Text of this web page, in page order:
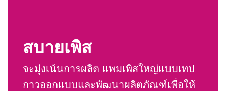
สบายเพิส
จะมุ่งเน้นการผลิต แพมเพิสใหญ่แบบเทป
กาวออกแบบและพัฒนาผลิตภัณฑ์เพื่อให้